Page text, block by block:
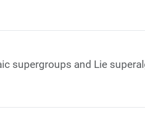
supergroups and Lie